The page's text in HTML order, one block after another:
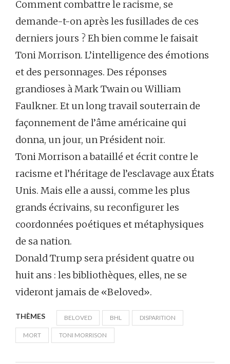
Comment combattre le racisme, se
demande-t-on après les fusillades de ces
derniers jours ? Eh bien comme le faisait
Toni Morrison. L’intelligence des émotions
et des personnages. Des réponses
grandioses à Mark Twain ou William
Faulkner. Et un long travail souterrain de
façonnement de l’âme américaine qui
donna, un jour, un Président noir.
Toni Morrison a bataillé et écrit contre le
racisme et l’héritage de l’esclavage aux États
Unis. Mais elle a aussi, comme les plus
grands écrivains, su reconfigurer les
coordonnées poétiques et métaphysiques
de sa nation.
Donald Trump sera président quatre ou
huit ans : les bibliothèques, elles, ne se
videront jamais de «Beloved».
THÈMES BELOVED BHL DISPARITION
MORT TONI MORRISON